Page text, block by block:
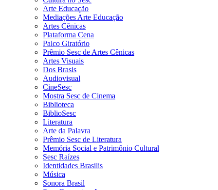
Arte Educação
Mediações Arte Educação
Artes Cênicas
Plataforma Cena
Palco Giratório
Prêmio Sesc de Artes Cênicas
Artes Visuais
Dos Brasis
Audiovisual
CineSesc
Mostra Sesc de Cinema
Biblioteca
BiblioSesc
Literatura
Arte da Palavra
Prêmio Sesc de Literatura
Memória Social e Patrimônio Cultural
Sesc Raízes
Identidades Brasilis
Música
Sonora Brasil